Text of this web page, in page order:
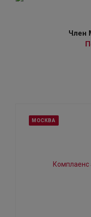
Член
МОСКВА